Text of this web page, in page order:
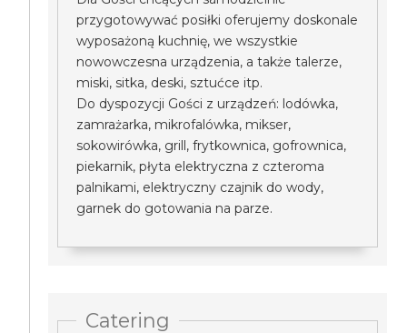
przygotowywać posiłki oferujemy doskonale
wyposażoną kuchnię, we wszystkie
nowowczesna urządzenia, a także talerze,
miski, sitka, deski, sztućce itp.
Do dyspozycji Gości z urządzeń: lodówka,
zamrażarka, mikrofalówka, mikser,
sokowirówka, grill, frytkownica, gofrownica,
piekarnik, płyta elektryczna z czteroma
palnikami, elektryczny czajnik do wody,
garnek do gotowania na parze.
Catering